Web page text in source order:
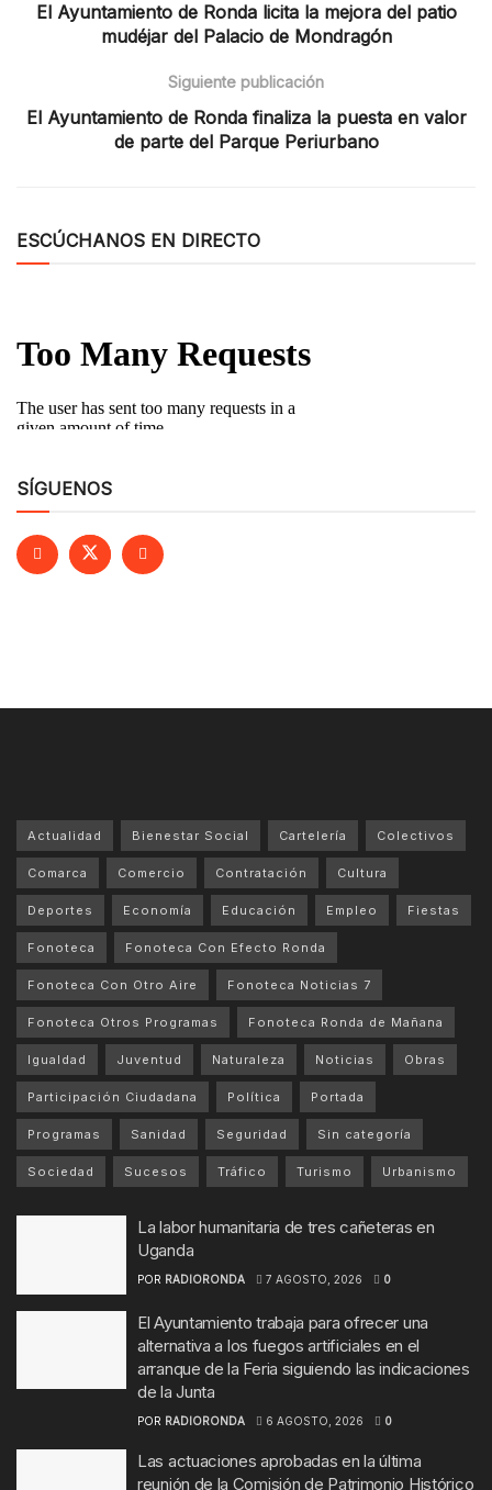
El Ayuntamiento de Ronda licita la mejora del patio
mudéjar del Palacio de Mondragón
Siguiente publicación
El Ayuntamiento de Ronda finaliza la puesta en valor
de parte del Parque Periurbano
ESCÚCHANOS EN DIRECTO
SÍGUENOS
Actualidad Bienestar Social Cartelería Colectivos
Comarca Comercio Contratación Cultura
Deportes Economía Educación Empleo Fiestas
Fonoteca Fonoteca Con Efecto Ronda
Fonoteca Con Otro Aire Fonoteca Noticias 7
Fonoteca Otros Programas Fonoteca Ronda de Mañana
Igualdad Juventud Naturaleza Noticias Obras
Participación Ciudadana Política Portada
Programas Sanidad Seguridad Sin categoría
Sociedad Sucesos Tráfico Turismo Urbanismo
La labor humanitaria de tres cañeteras en
Uganda
POR RADIORONDA 7 AGOSTO, 2026 0
El Ayuntamiento trabaja para ofrecer una
alternativa a los fuegos artificiales en el
arranque de la Feria siguiendo las indicaciones
de la Junta
POR RADIORONDA 6 AGOSTO, 2026 0
Las actuaciones aprobadas en la última
reunión de la Comisión de Patrimonio Histórico